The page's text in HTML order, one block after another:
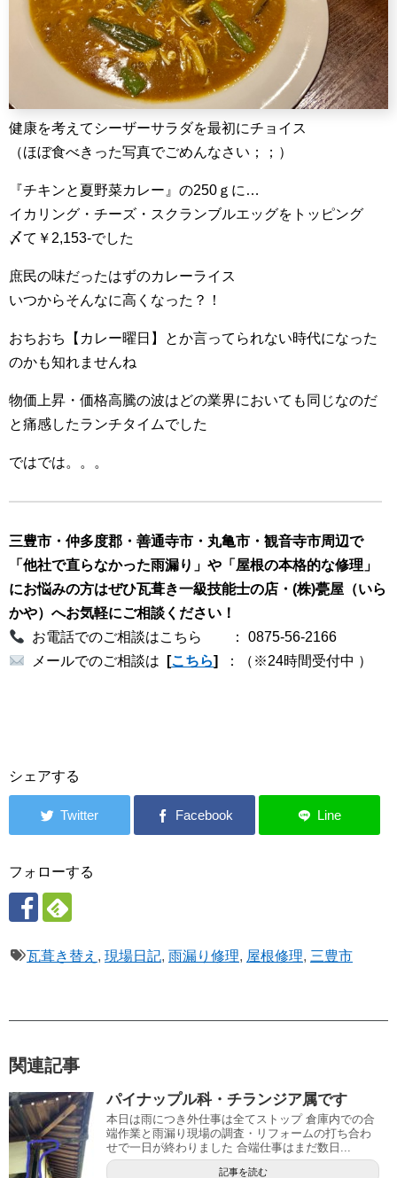
健康を考えてシーザーサラダを最初にチョイス
（ほぼ食べきった写真でごめんなさい；；）
『チキンと夏野菜カレー』の250ｇに…
イカリング・チーズ・スクランブルエッグをトッピング
〆て￥2,153-でした
庶民の味だったはずのカレーライス
いつからそんなに高くなった？！
おちおち【カレー曜日】とか言ってられない時代になった
のかも知れませんね
物価上昇・価格高騰の波はどの業界においても同じなのだ
と痛感したランチタイムでした
ではでは。。。
三豊市・仲多度郡・善通寺市・丸亀市・観音寺市周辺で
「他社で直らなかった雨漏り」や「屋根の本格的な修理」
にお悩みの方はぜひ瓦葺き一級技能士の店・(株)甍屋（いら
かや）へお気軽にご相談ください！
お電話でのご相談はこちら ： 0875-56-2166
メールでのご相談は
[こちら] ：（※24時間受付中 ）
シェアする
フォローする
瓦葺き替え , 現場日記, 雨漏り修理, 屋根修理, 三豊市
関連記事
パイナップル科・チランジア属です
本日は雨につき外仕事は全てストップ 倉庫内での合
端作業と雨漏り現場の調査・リフォームの打ち合わ
せで一日が終わりました 合端仕事はまだ数日...
記事を読む